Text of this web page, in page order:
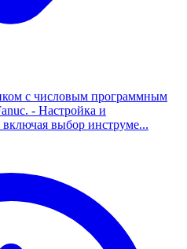
с числовым программным
- Настройка и
выбор инструме...